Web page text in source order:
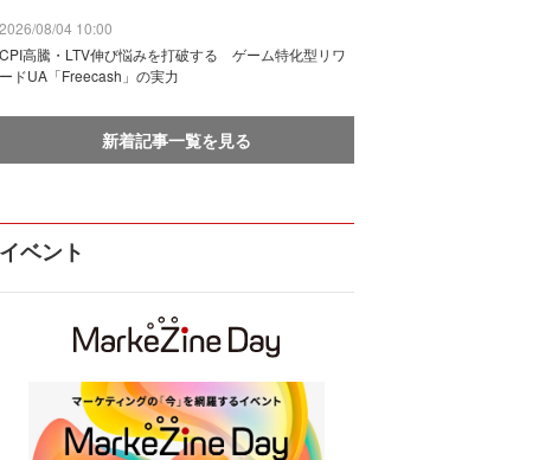
2026/08/04 10:00
CPI高騰・LTV伸び悩みを打破する ゲーム特化型リワ
ードUA「Freecash」の実力
新着記事一覧を見る
イベント